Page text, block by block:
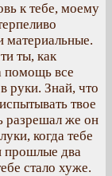
к тебе, моему
материальные.
ты, как
помощь все
руки. Знай, что
твое
разрешал же он
когда тебе
прошлые два
стало хуже.